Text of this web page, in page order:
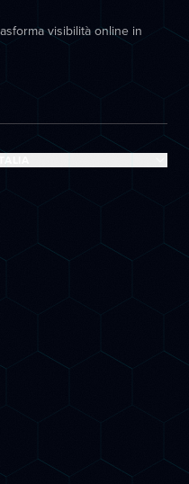
visibilità online in